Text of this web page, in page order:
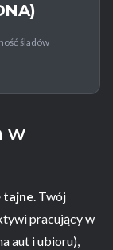
śladów
w
tajne. Twój
pracujący w
aut i ubioru),